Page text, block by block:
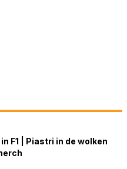
F1 | Piastri in de wolken